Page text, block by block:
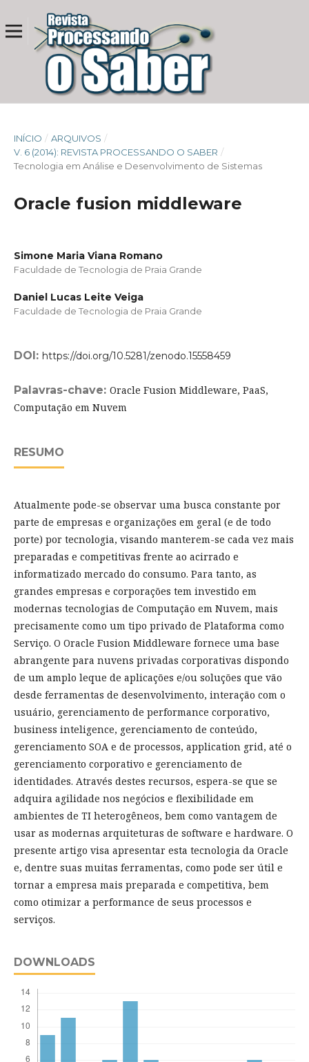
INÍCIO / ARQUIVOS /
V. 6 (2014): REVISTA PROCESSANDO O SABER /
Tecnologia em Análise e Desenvolvimento de Sistemas
Oracle fusion middleware
Simone Maria Viana Romano
Faculdade de Tecnologia de Praia Grande
Daniel Lucas Leite Veiga
Faculdade de Tecnologia de Praia Grande
DOI: https://doi.org/10.5281/zenodo.15558459
Palavras-chave: Oracle Fusion Middleware, PaaS,
Computação em Nuvem
RESUMO
Atualmente pode-se observar uma busca constante por
parte de empresas e organizações em geral (e de todo
porte) por tecnologia, visando manterem-se cada vez mais
preparadas e competitivas frente ao acirrado e
informatizado mercado do consumo. Para tanto, as
grandes empresas e corporações tem investido em
modernas tecnologias de Computação em Nuvem, mais
precisamente como um tipo privado de Plataforma como
Serviço. O Oracle Fusion Middleware fornece uma base
abrangente para nuvens privadas corporativas dispondo
de um amplo leque de aplicações e/ou soluções que vão
desde ferramentas de desenvolvimento, interação com o
usuário, gerenciamento de performance corporativo,
business inteligence, gerenciamento de conteúdo,
gerenciamento SOA e de processos, application grid, até o
gerenciamento corporativo e gerenciamento de
identidades. Através destes recursos, espera-se que se
adquira agilidade nos negócios e flexibilidade em
ambientes de TI heterogêneos, bem como vantagem de
usar as modernas arquiteturas de software e hardware. O
presente artigo visa apresentar esta tecnologia da Oracle
e, dentre suas muitas ferramentas, como pode ser útil e
tornar a empresa mais preparada e competitiva, bem
como otimizar a performance de seus processos e
serviços.
DOWNLOADS